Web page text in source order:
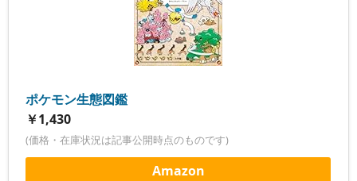
ポケモン生態図鑑
￥1,430
(価格・在庫状況は記事公開時点のものです)
Amazon